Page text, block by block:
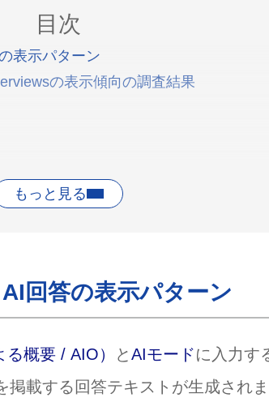
目次
表示パターン
の表示傾向の調査結果
ード
配信する
る
スプロフィールに登録する
載し、比較キーワードを抑える
回答の表示パターン
概要 / AIO） とAIモードに入力す
載する回答テキストが生成され